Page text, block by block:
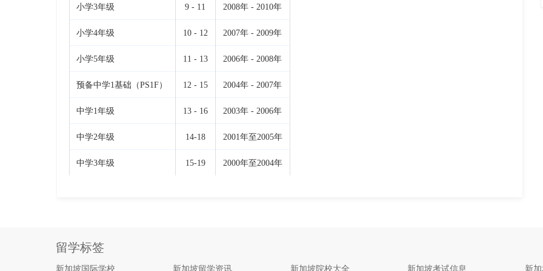
小学3年级 9 - 11 2008年 - 2010年
小学4年级 10 - 12 2007年 - 2009年
小学5年级 11 - 13 2006年 - 2008年
预备中学1基础（PS1F） 12 - 15 2004年 - 2007年
中学1年级 13 - 16 2003年 - 2006年
中学2年级 14-18 2001年至2005年
中学3年级 15-19 2000年至2004年
留学标签
新加坡国际学校 新加坡留学资讯 新加坡院校大全 新加坡考试信息 新